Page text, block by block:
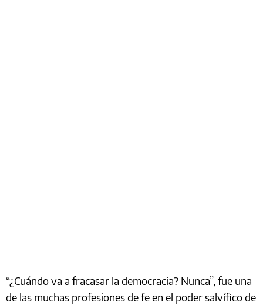
“¿Cuándo va a fracasar la democracia? Nunca”, fue una
de las muchas profesiones de fe en el poder salvífico de